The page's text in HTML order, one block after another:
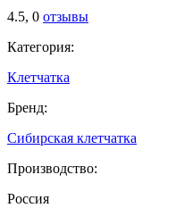
4.5, 0 отзывы
Категория:
Клетчатка
Бренд:
Сибирская клетчатка
Производство:
Россия